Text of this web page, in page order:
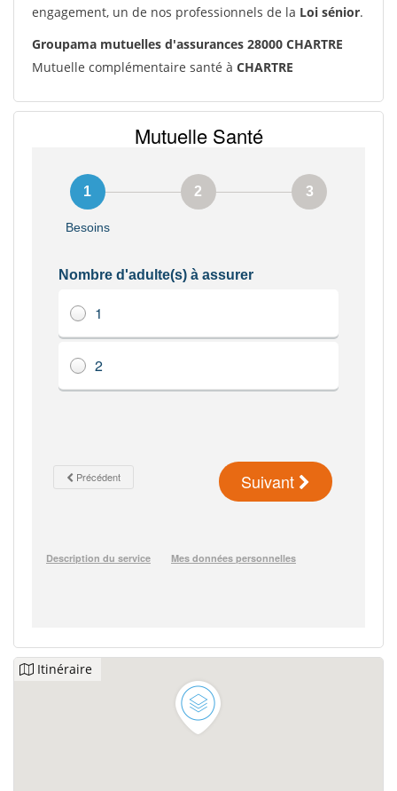
engagement, un de nos professionnels de la Loi sénior.
Groupama mutuelles d'assurances 28000 CHARTRE
Mutuelle complémentaire santé à CHARTRE
Itinéraire